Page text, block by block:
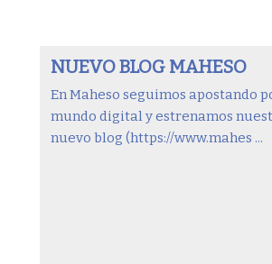
NUEVO BLOG MAHESO
En Maheso seguimos apostando
mundo digital y estrenamos
nuevo blog (https://www.mahes ...